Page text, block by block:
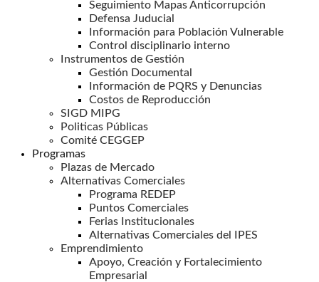
Seguimiento Mapas Anticorrupción
Defensa Juducial
Información para Población Vulnerable
Control disciplinario interno
Instrumentos de Gestión
Gestión Documental
Información de PQRS y Denuncias
Costos de Reproducción
SIGD MIPG
Politicas Públicas
Comité CEGGEP
Programas
Plazas de Mercado
Alternativas Comerciales
Programa REDEP
Puntos Comerciales
Ferias Institucionales
Alternativas Comerciales del IPES
Emprendimiento
Apoyo, Creación y Fortalecimiento
Empresarial